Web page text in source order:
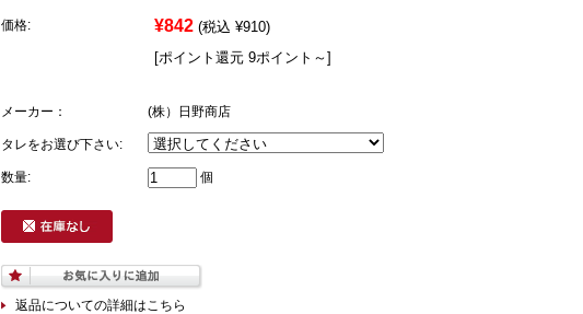
価格: ¥842 (税込 ¥910)
[ポイント還元 9ポイント～]
メーカー： (株）日野商店
タレをお選び下さい:
数量: 個
返品についての詳細はこちら